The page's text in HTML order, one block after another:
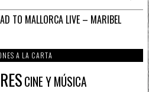
TO MALLORCA LIVE – MARIBEL
A LA CARTA
CINE Y MÚSICA